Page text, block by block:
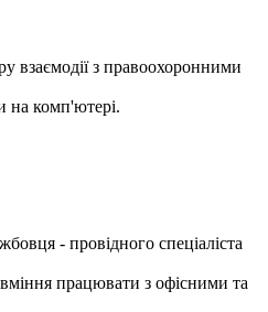
взаємодії з правоохоронними
на комп'ютері.
- провідного спеціаліста
працювати з офісними та